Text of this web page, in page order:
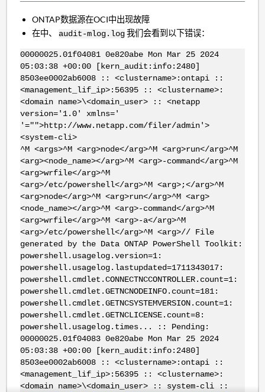
ONTAP数据源在OCI中出现故障
在中、 audit-mlog.log我们会看到以下错误：
00000025.01f04081 0e820abe Mon Mar 25 2024
05:03:38 +00:00 [kern_audit:info:2480]
8503ee0002ab6008 :: <clustername>:ontapi ::
<management_lif_ip>:56395 :: <clustername>:
<domain name>\<domain_user> :: <netapp
version='1.0' xmlns='
'="">http://www.netapp.com/filer/admin'>
<system-cli>
^M <args>^M <arg>node</arg>^M <arg>run</arg>^M
<arg><node_name></arg>^M <arg>-command</arg>^M
<arg>wrfile</arg>^M
<arg>/etc/powershell</arg>^M <arg>;</arg>^M
<arg>node</arg>^M <arg>run</arg>^M <arg>
<node_name></arg>^M <arg>-command</arg>^M
<arg>wrfile</arg>^M <arg>-a</arg>^M
<arg>/etc/powershell</arg>^M <arg>// File
generated by the Data ONTAP PowerShell Toolkit:
powershell.usagelog.version=1:
powershell.usagelog.lastupdated=1711343017:
powershell.cmdlet.CONNECTNCCONTROLLER.count=1:
powershell.cmdlet.GETNCNODEINFO.count=181:
powershell.cmdlet.GETNCSYSTEMVERSION.count=1:
powershell.cmdlet.GETNCLICENSE.count=8:
powershell.usagelog.times... :: Pending:
00000025.01f04083 0e820abe Mon Mar 25 2024
05:03:38 +00:00 [kern_audit:info:2480]
8503ee0002ab6008 :: <clustername>:ontapi ::
<management_lif_ip>:56395 :: <clustername>:
<domain name>\<domain_user> :: system-cli ::